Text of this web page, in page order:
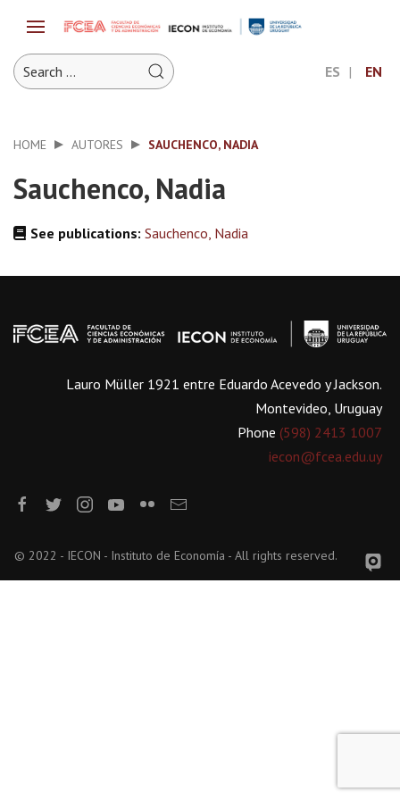
ES EN
HOME AUTORES SAUCHENCO, NADIA
Sauchenco, Nadia
See publications: Sauchenco, Nadia
Lauro Müller 1921 entre Eduardo Acevedo y Jackson.
Montevideo, Uruguay
Phone (598) 2413 1007
iecon@fcea.edu.uy
© 2022 - IECON - Instituto de Economía - All rights reserved.